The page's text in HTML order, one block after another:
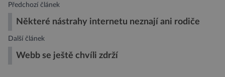
Předchozí článek
Některé nástrahy internetu neznají ani rodiče
Další článek
Webb se ještě chvíli zdrží